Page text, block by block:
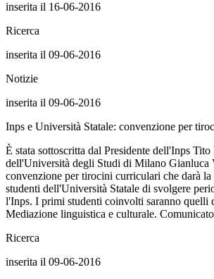
inserita il 16-06-2016
Ricerca
inserita il 09-06-2016
Notizie
inserita il 09-06-2016
Inps e Università Statale: convenzione per
È stata sottoscritta dal Presidente dell'Inps
dell'Università degli Studi di Milano Gianluca
convenzione per tirocini curriculari che darà
studenti dell'Università Statale di svolgere
l'Inps. I primi studenti coinvolti saranno quelli
Mediazione linguistica e culturale.
Ricerca
inserita il 09-06-2016